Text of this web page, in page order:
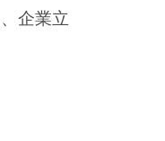
企業立